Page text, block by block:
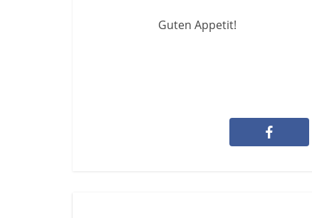
Guten Appetit!